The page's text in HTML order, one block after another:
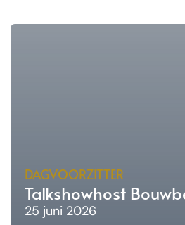
DAGVOORZITTER
Talkshowhost
25 juni 2026